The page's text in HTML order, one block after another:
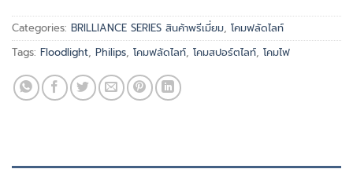
Categories: BRILLIANCE SERIES สินค้าพรีเมี่ยม, โคมฟลัดไลท์
Tags: Floodlight, Philips, โคมฟลัดไลท์, โคมสปอร์ตไลท์, โคมไฟ